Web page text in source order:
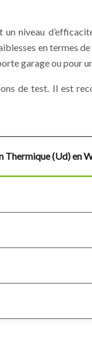
niveau
en termes
garage ou pour
de test. Il est
(Ud) en